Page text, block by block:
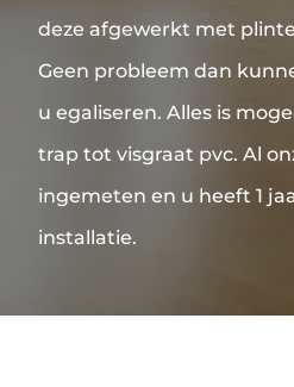
deze afgewerkt met
Geen probleem dan
u egaliseren. Alles is
trap tot visgraat pvc. Al
ingemeten en u heeft 1
installatie.